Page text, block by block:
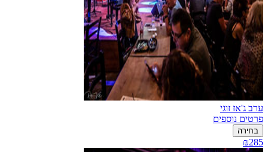
ערב ג'אז זוגי
פרטים נוספים
בחירה
₪285